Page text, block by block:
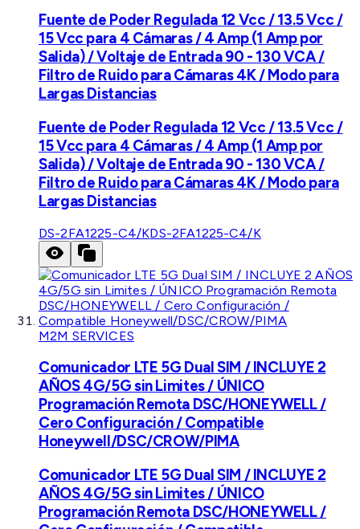
Fuente de Poder Regulada 12 Vcc / 13.5 Vcc /
15 Vcc para 4 Cámaras / 4 Amp (1 Amp por
Salida) / Voltaje de Entrada 90 - 130 VCA /
Filtro de Ruido para Cámaras 4K / Modo para
Largas Distancias
Fuente de Poder Regulada 12 Vcc / 13.5 Vcc /
15 Vcc para 4 Cámaras / 4 Amp (1 Amp por
Salida) / Voltaje de Entrada 90 - 130 VCA /
Filtro de Ruido para Cámaras 4K / Modo para
Largas Distancias
DS-2FA1225-C4/KDS-2FA1225-C4/K
M2M SERVICES
Comunicador LTE 5G Dual SIM / INCLUYE 2
AÑOS 4G/5G sin Limites / ÚNICO
Programación Remota DSC/HONEYWELL /
Cero Configuración / Compatible
Honeywell/DSC/CROW/PIMA
Comunicador LTE 5G Dual SIM / INCLUYE 2
AÑOS 4G/5G sin Limites / ÚNICO
Programación Remota DSC/HONEYWELL /